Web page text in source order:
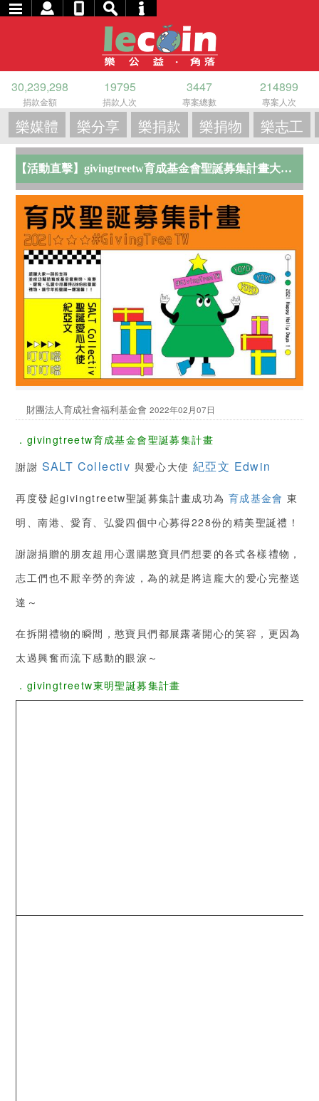
30,239,298
捐款金額
19795
捐款人次
3447
專案總數
214899
專案人次
樂媒體 樂分享 樂捐款 樂捐物 樂志工
【活動直擊】givingtreetw育成基金會聖誕募集計畫大成功
財團法人育成社會福利基金會2022年02月07日
．givingtreetw育成基金會聖誕募集計畫
謝謝 SALT Collectiv 與愛心大使紀亞文 Edwin
再度發起givingtreetw聖誕募集計畫成功為 育成基金會 東
明、南港、愛育、弘愛四個中心募得228份的精美聖誕禮！
謝謝捐贈的朋友超用心選購憨寶貝們想要的各式各樣禮物，
志工們也不厭辛勞的奔波，為的就是將這龐大的愛心完整送
達～
在拆開禮物的瞬間，憨寶貝們都展露著開心的笑容，更因為
太過興奮而流下感動的眼淚～
．givingtreetw東明聖誕募集計畫